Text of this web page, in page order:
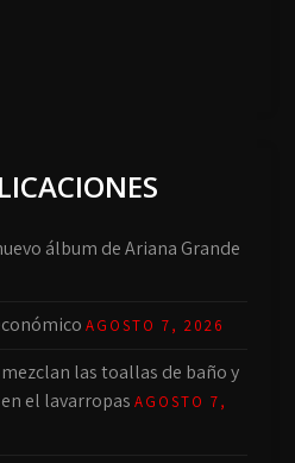
álbum de Ariana Grande
AGOSTO 7, 2026
mezclan las toallas de baño y
el lavarropas AGOSTO 7,